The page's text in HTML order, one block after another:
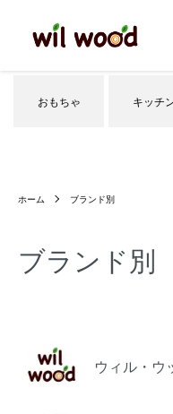
おもちゃ キッチ
ホーム ブランド別
ブランド別
ウィル・ウ